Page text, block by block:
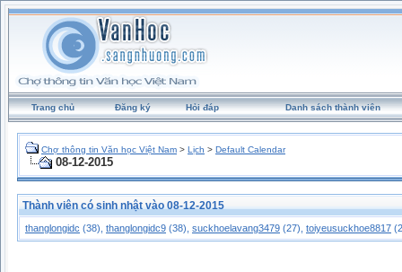
Trang chủ Đăng ký Hỏi đáp Danh sách thành viên
Chợ thông tin Văn học Việt Nam > Lịch > Default Calendar
08-12-2015
Thành viên có sinh nhật vào 08-12-2015
thanglongidc (38), thanglongidc9 (38), suckhoelavang3479 (27), toiyeusuckhoe8817